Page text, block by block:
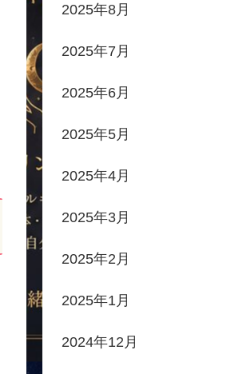
2025年8月
2025年7月
2025年6月
2025年5月
2025年4月
2025年3月
2025年2月
2025年1月
2024年12月